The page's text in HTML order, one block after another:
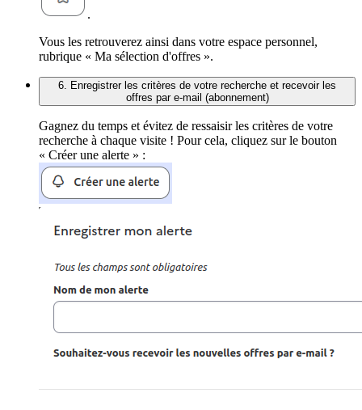
.
Vous les retrouverez ainsi dans votre espace personnel,
rubrique « Ma sélection d'offres ».
6. Enregistrer les critères de votre recherche et recevoir les
offres par e-mail (abonnement)
Gagnez du temps et évitez de ressaisir les critères de votre
recherche à chaque visite ! Pour cela, cliquez sur le bouton
« Créer une alerte » :